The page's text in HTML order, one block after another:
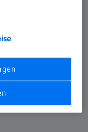
Toolbox